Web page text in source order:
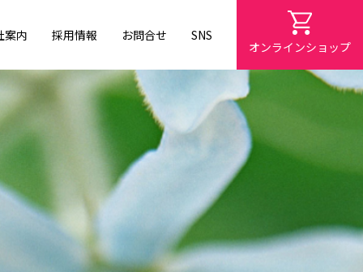
案内 採用情報 お問合せ SNS
オンラインショップ